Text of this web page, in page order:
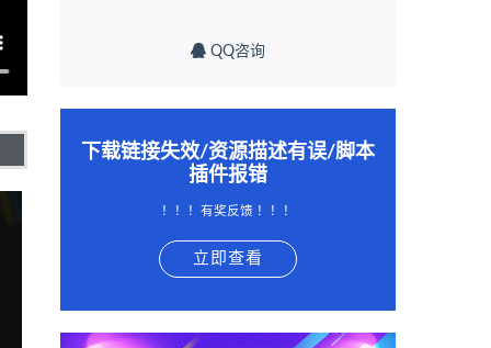
QQ咨询
下载链接失效/资源描述有误/脚本
插件报错
！！！有奖反馈 ！！！
立即查看